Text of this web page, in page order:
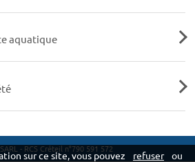
aquatique
- RCS Créteil n°790 591 572
sur ce site, vous pouvez refuser ou